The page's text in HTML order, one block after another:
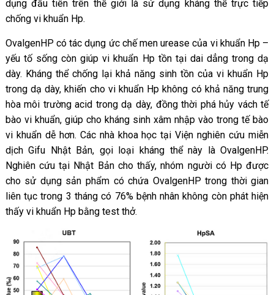
dụng đầu tiên trên thế giới là sử dụng kháng thể trực tiếp
chống vi khuẩn Hp.
OvalgenHP có tác dụng ức chế men urease của vi khuẩn Hp –
yếu tố sống còn giúp vi khuẩn Hp tồn tại dai dẳng trong dạ
dày. Kháng thể chống lại khả năng sinh tồn của vi khuẩn Hp
trong dạ dày, khiến cho vi khuẩn Hp không có khả năng trung
hòa môi trường acid trong dạ dày, đồng thời phá hủy vách tế
bào vi khuẩn, giúp cho kháng sinh xâm nhập vào trong tế bào
vi khuẩn dễ hơn. Các nhà khoa học tại Viện nghiên cứu miễn
dịch Gifu Nhật Bản, gọi loại kháng thể này là OvalgenHP.
Nghiên cứu tại Nhật Bản cho thấy, nhóm người có Hp được
cho sử dụng sản phẩm có chứa OvalgenHP trong thời gian
liên tục trong 3 tháng có 76% bệnh nhân không còn phát hiện
thấy vi khuẩn Hp bằng test thở.